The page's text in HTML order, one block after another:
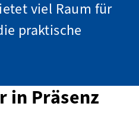
viel Raum für
praktische
in Präsenz